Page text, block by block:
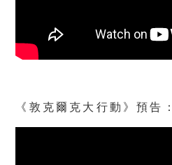
《敦克爾克大行動》預告：